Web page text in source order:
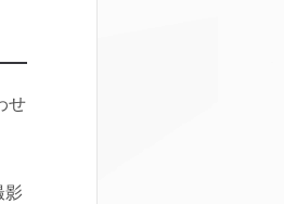
せ
影